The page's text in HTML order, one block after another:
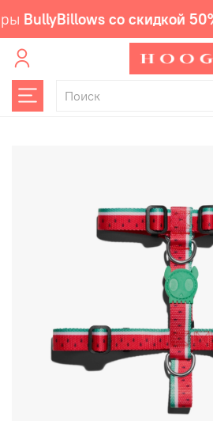
BullyBillows со скидкой 50%